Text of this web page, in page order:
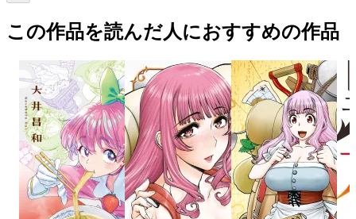
この作品を読んだ人におすすめの作品